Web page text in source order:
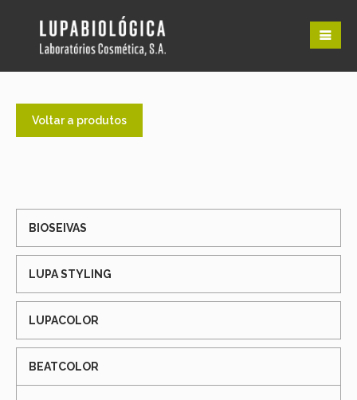
Voltar a produtos
BIOSEIVAS
LUPA STYLING
LUPACOLOR
BEATCOLOR